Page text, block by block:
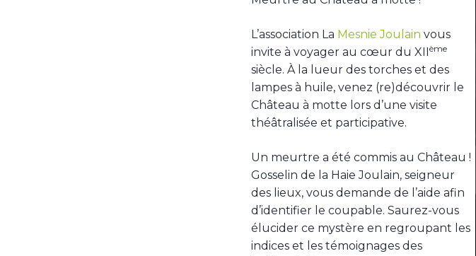
L’association La Mesnie Joulain vous
invite à voyager au cœur du XIIème
siècle. À la lueur des torches et des
lampes à huile, venez (re)découvrir le
Château à motte lors d’une visite
théâtralisée et participative.
Un meurtre a été commis au Château !
Gosselin de la Haie Joulain, seigneur
des lieux, vous demande de l’aide afin
d’identifier le coupable. Saurez-vous
élucider ce mystère en regroupant les
indices et les témoignages des